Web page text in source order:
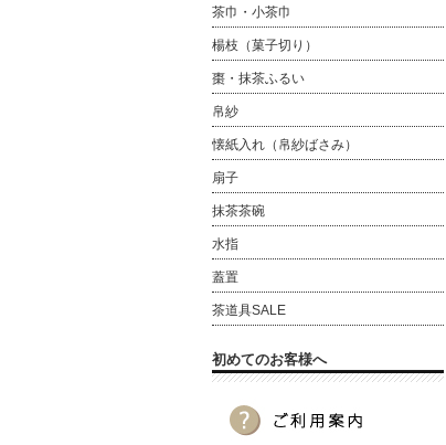
茶巾・小茶巾
楊枝（菓子切り）
棗・抹茶ふるい
帛紗
懐紙入れ（帛紗ばさみ）
扇子
抹茶茶碗
水指
蓋置
茶道具SALE
初めてのお客様へ